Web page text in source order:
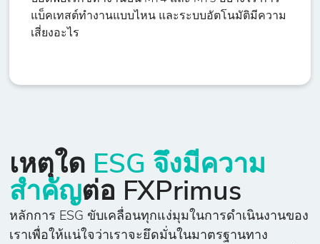
แบ็คเทสต์ทำงานแบบไหน และระบบอัตโนมัติมีความ
เสี่ยงอะไร
เหตุใด ESG จึงมีความ
สำคัญต่อ FXPrimus
หลักการ ESG ขับเคลื่อนทุกแง่มุมในการดำเนินงานของ
เราเพื่อให้แน่ใจว่าเราจะยึดมั่นในมาตรฐานทาง